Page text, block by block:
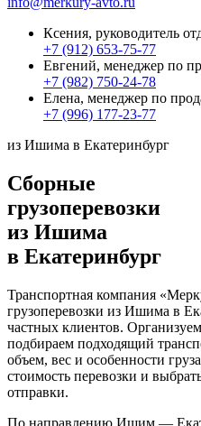
Ксения, руководитель
+7 (912) 653-75-77
Евгений, менеджер по
+7 (982) 750-24-78
Елена, менеджер по
+7 (996) 177-23-77
из Ишима в Екатеринбург
Сборные
грузоперевозки
из Ишима
в Екатеринбург
Транспортная компания
грузоперевозки из Ишима в
частных клиентов.
подбираем подходящий
объем, вес и особенности
стоимость перевозки и
отправки.
По направлению Ишим —